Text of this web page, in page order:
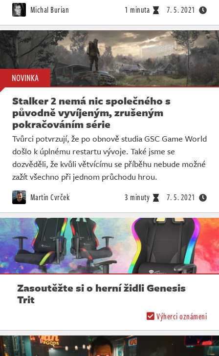
Michal Burian 1 minuta 7. 5. 2021
NOVINKA
Stalker 2 nemá nic společného s
původně vyvíjeným, zrušeným
pokračováním série
Tvůrci potvrzují, že po obnově studia GSC Game World
došlo k úplnému restartu vývoje. Také jsme se
dozvěděli, že kvůli větvícímu se příběhu nebude možné
zažít všechno při jednom průchodu hrou.
Martin Cvrček 3 minuty 7. 5. 2021
Zasoutěžte si o herní židli Genesis
Trit
Výherci oznámeni